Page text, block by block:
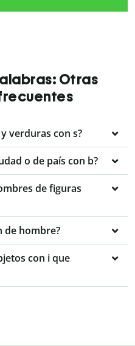
Otras
verduras con s?
o de país con b?
de figuras
de hombre?
con i que